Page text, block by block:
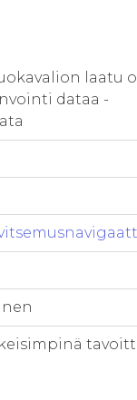
laatu
dataa -